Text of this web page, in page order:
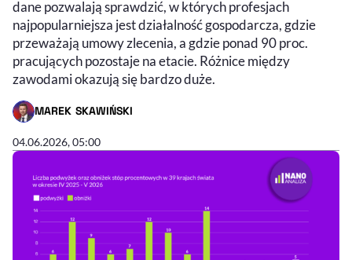
dane pozwalają sprawdzić, w których profesjach
najpopularniejsza jest działalność gospodarcza, gdzie
przeważają umowy zlecenia, a gdzie ponad 90 proc.
pracujących pozostaje na etacie. Różnice między
zawodami okazują się bardzo duże.
MAREK SKAWIŃSKI
- AUTOR ARTYKUŁU - PROFIL
04.06.2026, 05:00